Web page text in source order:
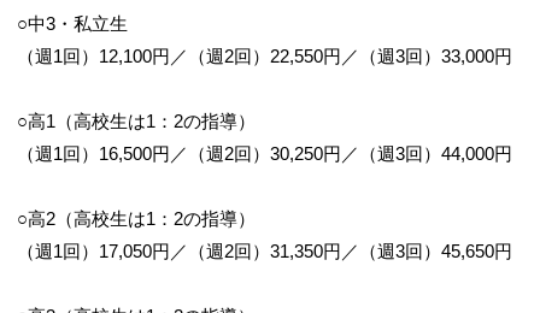
○中3・私立生
（週1回）12,100円／（週2回）22,550円／（週3回）33,000円
○高1（高校生は1：2の指導）
（週1回）16,500円／（週2回）30,250円／（週3回）44,000円
○高2（高校生は1：2の指導）
（週1回）17,050円／（週2回）31,350円／（週3回）45,650円